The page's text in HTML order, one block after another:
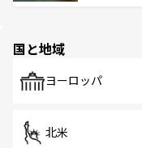
で、ホーカ
国と地域
ヨーロッパ
北米